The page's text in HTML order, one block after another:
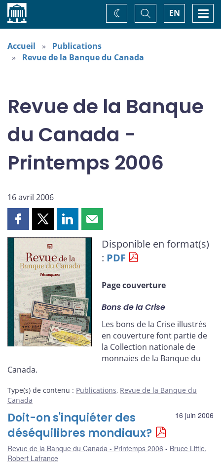
Accueil EN
Basculer
la
recherche
Changez
de
Accueil
Publications
Revue de la Banque du Canada
Revue de la Banque
du Canada -
Printemps 2006
16 avril 2006
Partager
cette
sur
Facebook
Partager
cette
page
sur
X
Partager
cette
sur
LinkedIn
Partager
cette
page
par
Disponible en format(s)
: PDF
Page couverture
Bons de la Crise
Les bons de la Crise illustrés
en couverture font partie de
la Collection nationale de
monnaies de la Banque du
Canada.
Type(s) de contenu : Publications, Revue de la Banque du
Canada
16 juin 2006
Doit-on s'inquiéter des
déséquilibres mondiaux?
Revue de la Banque du Canada - Printemps 2006 Bruce Little,
Robert Lafrance